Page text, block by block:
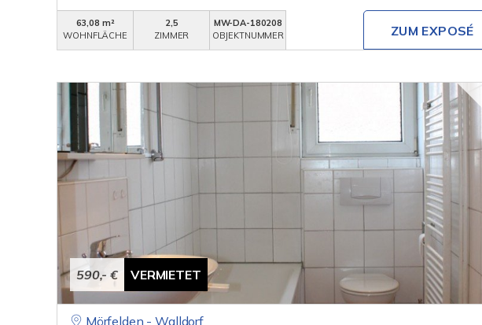
63,08 m²
WOHNFLÄCHE
2,5
ZIMMER
MW-DA-180208
OBJEKTNUMMER
ZUM EXPOSÉ
590,- € VERMIETET
Mörfelden - Walldorf